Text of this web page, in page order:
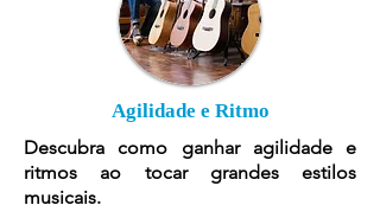
Agilidade e Ritmo
Descubra como ganhar agilidade e
ritmos ao tocar grandes estilos
musicais.